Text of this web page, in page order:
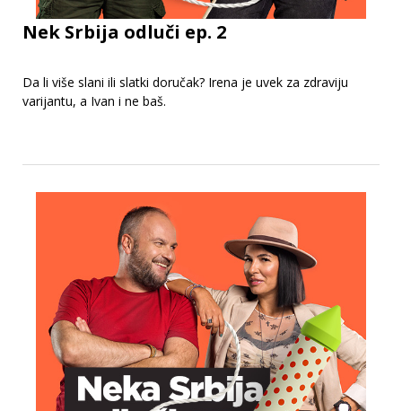
Nek Srbija odluči ep. 2
Da li više slani ili slatki doručak? Irena je uvek za zdraviju
varijantu, a Ivan i ne baš.